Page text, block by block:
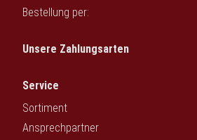
Bestellung per:
Unsere Zahlungsarten
Service
Sortiment
Ansprechpartner